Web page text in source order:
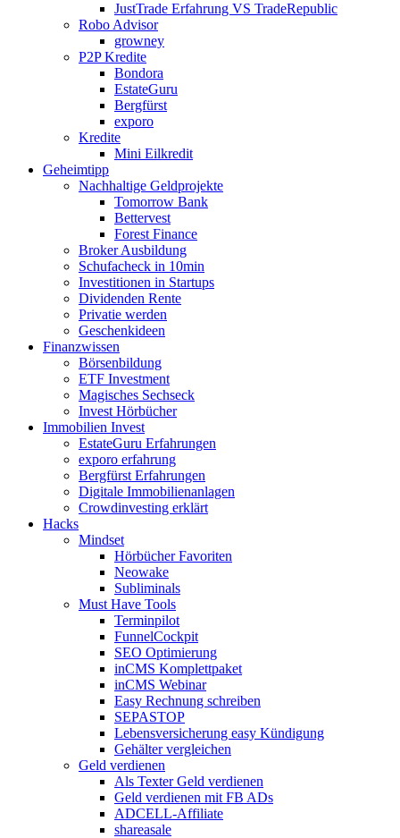
JustTrade Erfahrung VS TradeRepublic
Robo Advisor
growney
P2P Kredite
Bondora
EstateGuru
Bergfürst
exporo
Kredite
Mini Eilkredit
Geheimtipp
Nachhaltige Geldprojekte
Tomorrow Bank
Bettervest
Forest Finance
Broker Ausbildung
Schufacheck in 10min
Investitionen in Startups
Dividenden Rente
Privatie werden
Geschenkideen
Finanzwissen
Börsenbildung
ETF Investment
Magisches Sechseck
Invest Hörbücher
Immobilien Invest
EstateGuru Erfahrungen
exporo erfahrung
Bergfürst Erfahrungen
Digitale Immobilienanlagen
Crowdinvesting erklärt
Hacks
Mindset
Hörbücher Favoriten
Neowake
Subliminals
Must Have Tools
Terminpilot
FunnelCockpit
SEO Optimierung
inCMS Komplettpaket
inCMS Webinar
Easy Rechnung schreiben
SEPASTOP
Lebensversicherung easy Kündigung
Gehälter vergleichen
Geld verdienen
Als Texter Geld verdienen
Geld verdienen mit FB ADs
ADCELL-Affiliate
shareasale